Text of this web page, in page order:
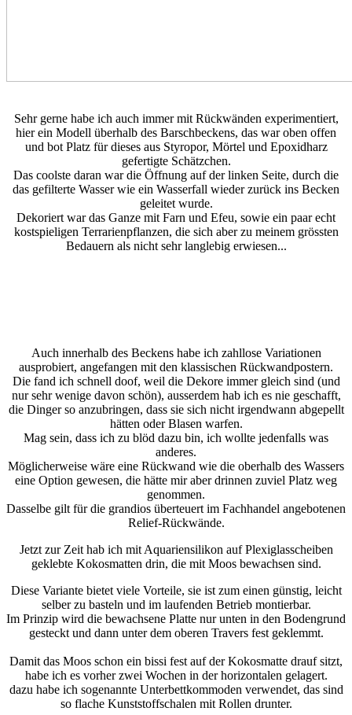
Sehr gerne habe ich auch immer mit Rückwänden experimentiert,
hier ein Modell überhalb des Barschbeckens, das war oben offen
und bot Platz für dieses aus Styropor, Mörtel und Epoxidharz
gefertigte Schätzchen.
Das coolste daran war die Öffnung auf der linken Seite, durch die
das gefilterte Wasser wie ein Wasserfall wieder zurück ins Becken
geleitet wurde.
Dekoriert war das Ganze mit Farn und Efeu, sowie ein paar echt
kostspieligen Terrarienpflanzen, die sich aber zu meinem grössten
Bedauern als nicht sehr langlebig erwiesen...
Auch innerhalb des Beckens habe ich zahllose Variationen
ausprobiert, angefangen mit den klassischen Rückwandpostern.
Die fand ich schnell doof, weil die Dekore immer gleich sind (und
nur sehr wenige davon schön), ausserdem hab ich es nie geschafft,
die Dinger so anzubringen, dass sie sich nicht irgendwann abgepellt
hätten oder Blasen warfen.
Mag sein, dass ich zu blöd dazu bin, ich wollte jedenfalls was
anderes.
Möglicherweise wäre eine Rückwand wie die oberhalb des Wassers
eine Option gewesen, die hätte mir aber drinnen zuviel Platz weg
genommen.
Dasselbe gilt für die grandios überteuert im Fachhandel angebotenen
Relief-Rückwände.
Jetzt zur Zeit hab ich mit Aquariensilikon auf Plexiglasscheiben
geklebte Kokosmatten drin, die mit Moos bewachsen sind.
Diese Variante bietet viele Vorteile, sie ist zum einen günstig, leicht
selber zu basteln und im laufenden Betrieb montierbar.
Im Prinzip wird die bewachsene Platte nur unten in den Bodengrund
gesteckt und dann unter dem oberen Travers fest geklemmt.
Damit das Moos schon ein bissi fest auf der Kokosmatte drauf sitzt,
habe ich es vorher zwei Wochen in der horizontalen gelagert.
dazu habe ich sogenannte Unterbettkommoden verwendet, das sind
so flache Kunststoffschalen mit Rollen drunter.